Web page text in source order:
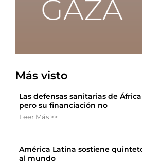
Más visto
Las defensas sanitarias de
pero su financiación no
Leer Más >>
América Latina sostiene
al mundo